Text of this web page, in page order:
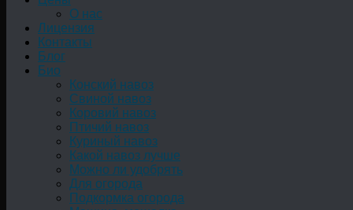
О нас
Лицензия
Контакты
Блог
Био
Конский навоз
Свиной навоз
Коровий навоз
Птичий навоз
Куриный навоз
Какой навоз лучше
Можно ли удобрять
Для огорода
Подкормка огорода